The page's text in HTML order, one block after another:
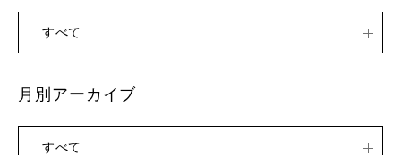
すべて
月別アーカイブ
すべて